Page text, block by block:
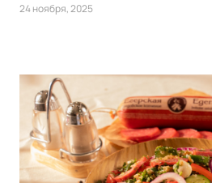
24 ноября, 2025